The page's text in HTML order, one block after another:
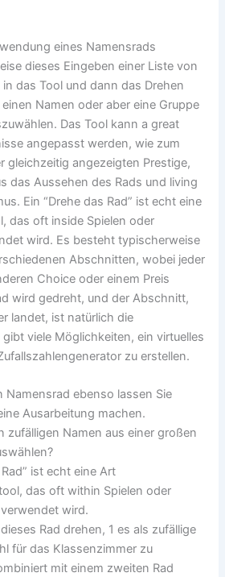
eines Namensrads
dieses Eingeben einer Liste von
das Tool und dann das Drehen
Namen oder aber eine Gruppe
Das Tool kann a great
angepasst werden, wie zum
gleichzeitig angezeigten Prestige,
das Aussehen des Rads und living
Ein “Drehe das Rad” ist echt eine
das oft inside Spielen oder
wird. Es besteht typischerweise
Abschnitten, wobei jeder
Choice oder einem Preis
wird gedreht, und der Abschnitt,
landet, ist natürlich die
viele Möglichkeiten, ein virtuelles
zu erstellen.
Namensrad ebenso lassen Sie
Ausarbeitung machen.
zufälligen Namen aus einer großen
ist echt eine Art
das oft within Spielen oder
wird.
Rad drehen, 1 es als zufällige
für das Klassenzimmer zu
mit einem zweiten Rad